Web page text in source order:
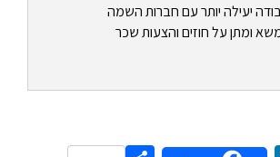
יעילה יותר עם חברות השמה
ומתן על חוזים והצעות שכר